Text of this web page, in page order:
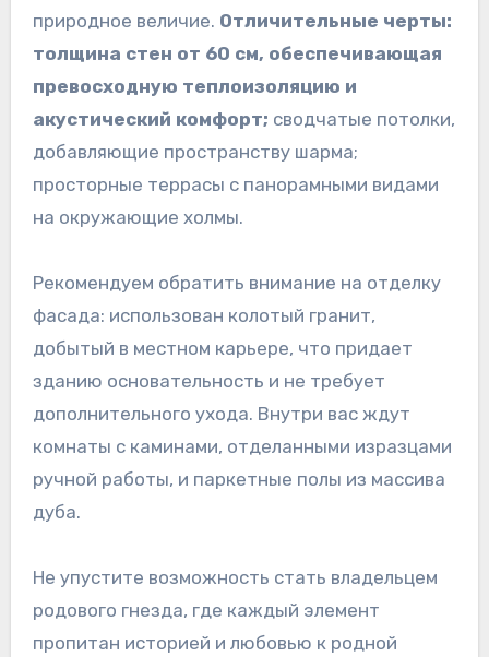
природное величие. Отличительные черты:
толщина стен от 60 см, обеспечивающая
превосходную теплоизоляцию и
акустический комфорт; сводчатые потолки,
добавляющие пространству шарма;
просторные террасы с панорамными видами
на окружающие холмы.
Рекомендуем обратить внимание на отделку
фасада: использован колотый гранит,
добытый в местном карьере, что придает
зданию основательность и не требует
дополнительного ухода. Внутри вас ждут
комнаты с каминами, отделанными изразцами
ручной работы, и паркетные полы из массива
дуба.
Не упустите возможность стать владельцем
родового гнезда, где каждый элемент
пропитан историей и любовью к родной